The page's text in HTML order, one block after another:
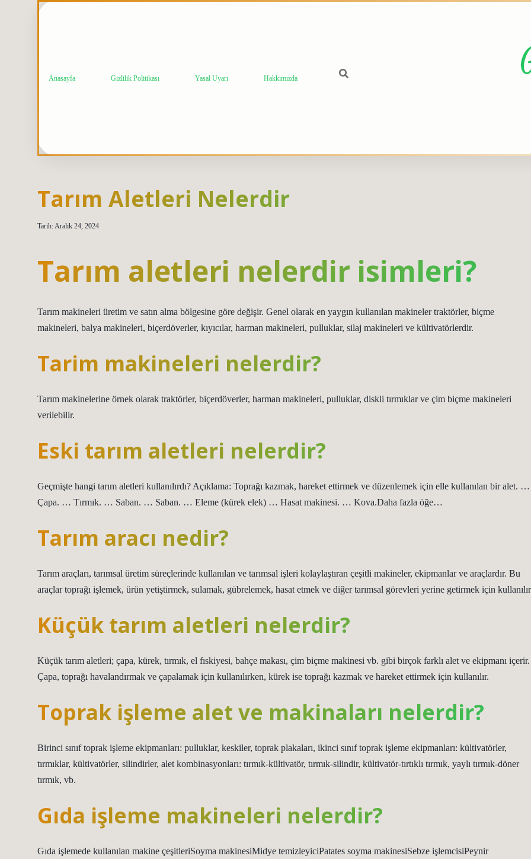
Anasayfa Gizlilik Politikası Yasal Uyarı Hakkımızda
Tarım Aletleri Nelerdir
Tarih: Aralık 24, 2024
Tarım aletleri nelerdir isimleri?
Tarım makineleri üretim ve satın alma bölgesine göre değişir. Genel olarak en yaygın kullanılan makineler traktörler, biçme
makineleri, balya makineleri, biçerdöverler, kıyıcılar, harman makineleri, pulluklar, silaj makineleri ve kültivatörlerdir.
Tarim makineleri nelerdir?
Tarım makinelerine örnek olarak traktörler, biçerdöverler, harman makineleri, pulluklar, diskli tırmıklar ve çim biçme makineleri
verilebilir.
Eski tarım aletleri nelerdir?
Geçmişte hangi tarım aletleri kullanılırdı? Açıklama: Toprağı kazmak, hareket ettirmek ve düzenlemek için elle kullanılan bir alet. …
Çapa. … Tırmık. … Saban. … Saban. … Eleme (kürek elek) … Hasat makinesi. … Kova.Daha fazla öğe…
Tarım aracı nedir?
Tarım araçları, tarımsal üretim süreçlerinde kullanılan ve tarımsal işleri kolaylaştıran çeşitli makineler, ekipmanlar ve araçlardır. Bu
araçlar toprağı işlemek, ürün yetiştirmek, sulamak, gübrelemek, hasat etmek ve diğer tarımsal görevleri yerine getirmek için
Küçük tarım aletleri nelerdir?
Küçük tarım aletleri; çapa, kürek, tırmık, el fıskiyesi, bahçe makası, çim biçme makinesi vb. gibi birçok farklı alet ve ekipmanı içerir.
Çapa, toprağı havalandırmak ve çapalamak için kullanılırken, kürek ise toprağı kazmak ve hareket ettirmek için kullanılır.
Toprak işleme alet ve makinaları nelerdir?
Birinci sınıf toprak işleme ekipmanları: pulluklar, keskiler, toprak plakaları, ikinci sınıf toprak işleme ekipmanları: kültivatörler,
tırmıklar, kültivatörler, silindirler, alet kombinasyonları: tırmık-kültivatör, tırmık-silindir, kültivatör-tırtıklı tırmık, yaylı tırmık-döner
tırmık, vb.
Gıda işleme makineleri nelerdir?
Gıda işlemede kullanılan makine çeşitleriSoyma makinesiMidye temizleyiciPatates soyma makinesiSebze işlemcisiPeynir